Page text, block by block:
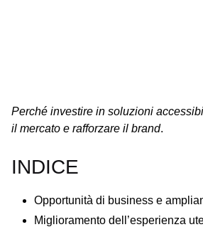
Perché investire in soluzioni
il mercato e rafforzare il brand.
INDICE
Opportunità di business e
Miglioramento dell’esperienza